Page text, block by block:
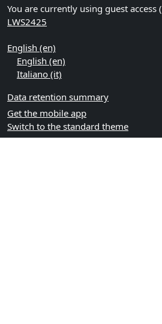
You are currently using guest access (
LWS2425
English ‎(en)‎
English ‎(en)‎
Italiano ‎(it)‎
Data retention summary
Get the mobile app
Switch to the standard theme